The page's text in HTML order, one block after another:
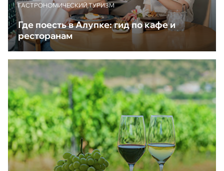
ГАСТРОНОМИЧЕСКИЙ ТУРИЗМ
Где поесть в Алупке: гид по кафе и
ресторанам